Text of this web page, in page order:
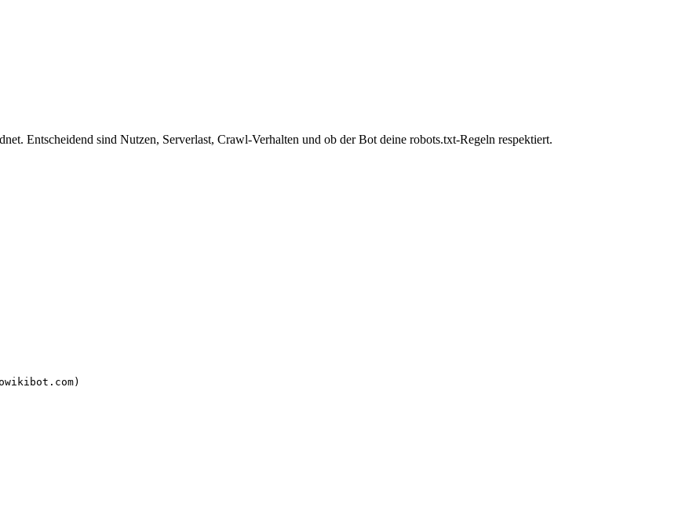
Entscheidend sind Nutzen, Serverlast, Crawl-Verhalten und ob der Bot deine robots.txt-Regeln respektiert.